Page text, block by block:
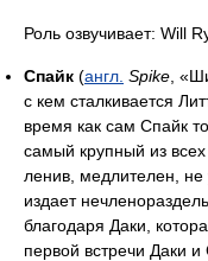
Роль озвучивает: Will
Спайк (англ. Spike ,
с кем сталкивается
время как сам Спайк
самый крупный из
ленив, медлителен, не
издает
благодаря Даки,
первой встречи Даки